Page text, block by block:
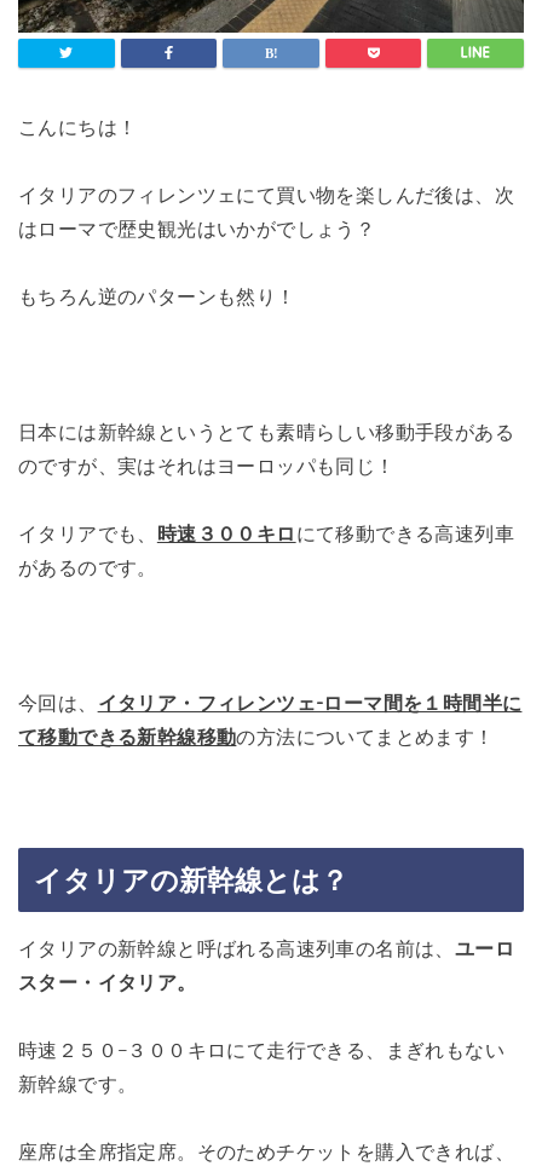
こんにちは！
イタリアのフィレンツェにて買い物を楽しんだ後は、次
はローマで歴史観光はいかがでしょう？
もちろん逆のパターンも然り！
日本には新幹線というとても素晴らしい移動手段がある
のですが、実はそれはヨーロッパも同じ！
イタリアでも、 時速３００キロ にて移動できる高速列車
があるのです。
今回は、 イタリア・フィレンツェ-ローマ間を１時間半に
て移動できる新幹線移動の方法についてまとめます！
イタリアの新幹線とは？
イタリアの新幹線と呼ばれる高速列車の名前は、 ユーロ
スター・イタリア。
時速２５０−３００キロにて走行できる、まぎれもない
新幹線です。
座席は全席指定席。そのためチケットを購入できれば、